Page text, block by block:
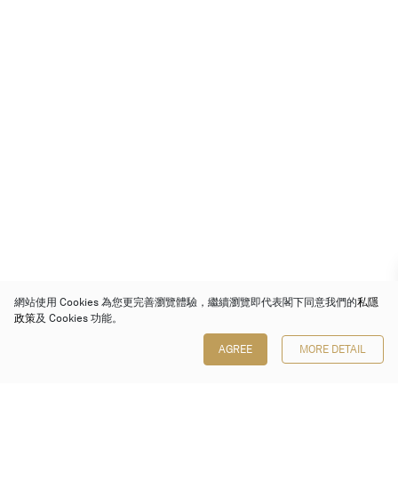
網站使用 Cookies 為您更完善瀏覽體驗，繼續瀏覽即代表閣下同意我們的私隱
政策及 Cookies 功能。
AGREE MORE DETAIL